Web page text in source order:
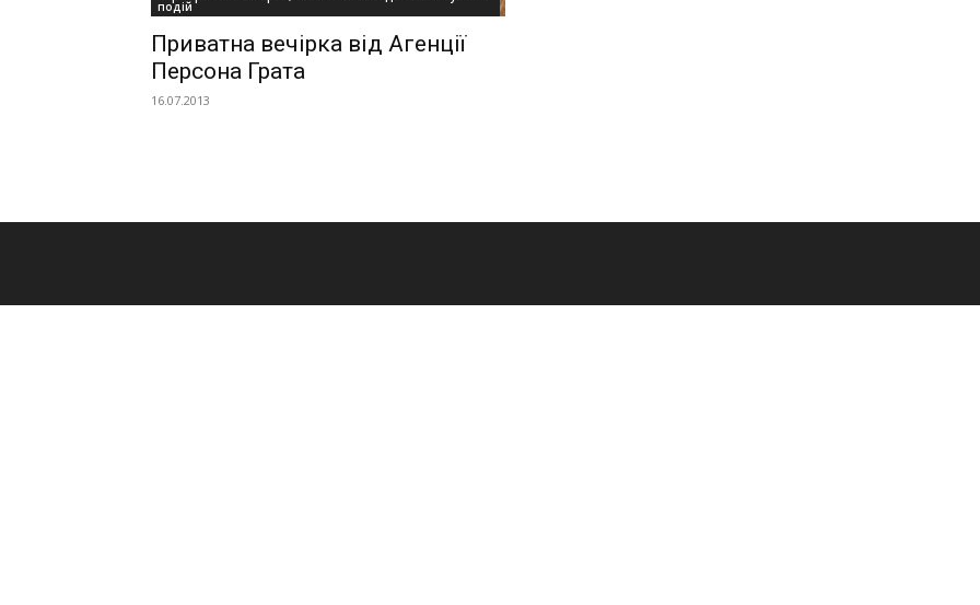
подій
Приватна вечірка від Агенції
Персона Грата
16.07.2013